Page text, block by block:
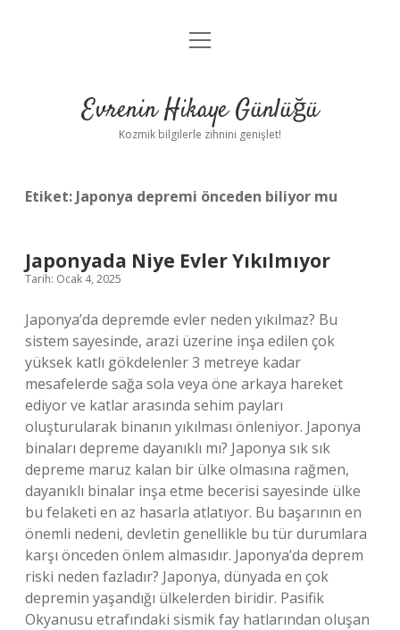
Anasayfa
Yasal Uyarı
menüyü
Evrenin Hikaye Günlüğü
Kozmik bilgilerle zihnini genişlet!
Etiket: Japonya depremi önceden biliyor mu
Japonyada Niye Evler Yıkılmıyor
Tarih: Ocak 4, 2025
Japonya’da depremde evler neden yıkılmaz? Bu
sistem sayesinde, arazi üzerine inşa edilen çok
yüksek katlı gökdelenler 3 metreye kadar
mesafelerde sağa sola veya öne arkaya hareket
ediyor ve katlar arasında sehim payları
oluşturularak binanın yıkılması önleniyor. Japonya
binaları depreme dayanıklı mı? Japonya sık sık
depreme maruz kalan bir ülke olmasına rağmen,
dayanıklı binalar inşa etme becerisi sayesinde ülke
bu felaketi en az hasarla atlatıyor. Bu başarının en
önemli nedeni, devletin genellikle bu tür durumlara
karşı önceden önlem almasıdır. Japonya’da deprem
riski neden fazladır? Japonya, dünyada en çok
depremin yaşandığı ülkelerden biridir. Pasifik
Okyanusu etrafındaki sismik fay hatlarından oluşan